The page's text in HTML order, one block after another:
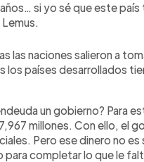
si yo sé que este
las naciones salieron a
los países desarrollados
un gobierno? Para
millones. Con ello, el
Pero ese dinero no
para completar lo que le